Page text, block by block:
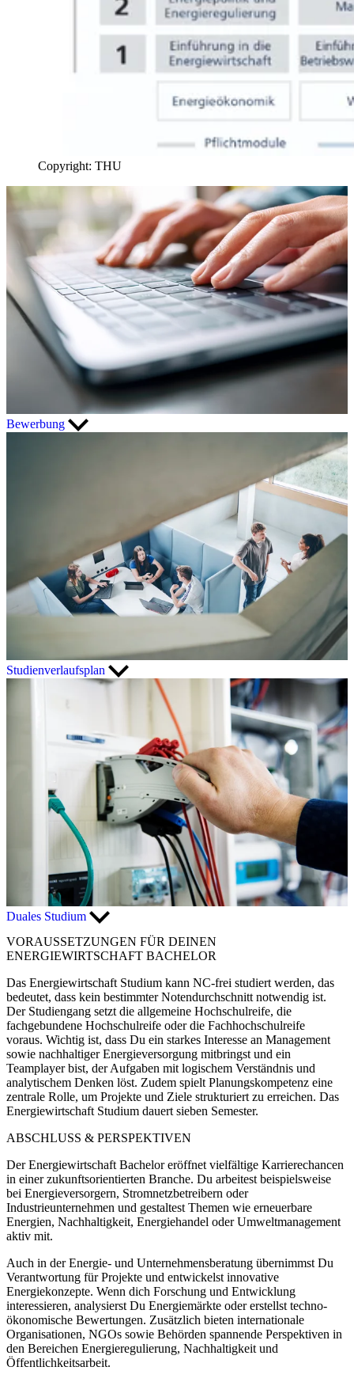
Copyright: THU
Bewerbung
Studienverlaufsplan
Duales Studium
VORAUSSETZUNGEN FÜR DEINEN
ENERGIEWIRTSCHAFT BACHELOR
Das Energiewirtschaft Studium kann NC-frei studiert werden, das
bedeutet, dass kein bestimmter Notendurchschnitt notwendig ist.
Der Studiengang setzt die allgemeine Hochschulreife, die
fachgebundene Hochschulreife oder die Fachhochschulreife
voraus. Wichtig ist, dass Du ein starkes Interesse an Management
sowie nachhaltiger Energieversorgung mitbringst und ein
Teamplayer bist, der Aufgaben mit logischem Verständnis und
analytischem Denken löst. Zudem spielt Planungskompetenz eine
zentrale Rolle, um Projekte und Ziele strukturiert zu erreichen. Das
Energiewirtschaft Studium dauert sieben Semester.
ABSCHLUSS & PERSPEKTIVEN
Der Energiewirtschaft Bachelor eröffnet vielfältige Karrierechancen
in einer zukunftsorientierten Branche. Du arbeitest beispielsweise
bei Energieversorgern, Stromnetzbetreibern oder
Industrieunternehmen und gestaltest Themen wie erneuerbare
Energien, Nachhaltigkeit, Energiehandel oder Umweltmanagement
aktiv mit.
Auch in der Energie- und Unternehmensberatung übernimmst Du
Verantwortung für Projekte und entwickelst innovative
Energiekonzepte. Wenn dich Forschung und Entwicklung
interessieren, analysierst Du Energiemärkte oder erstellst techno-
ökonomische Bewertungen. Zusätzlich bieten internationale
Organisationen, NGOs sowie Behörden spannende Perspektiven in
den Bereichen Energieregulierung, Nachhaltigkeit und
Öffentlichkeitsarbeit.